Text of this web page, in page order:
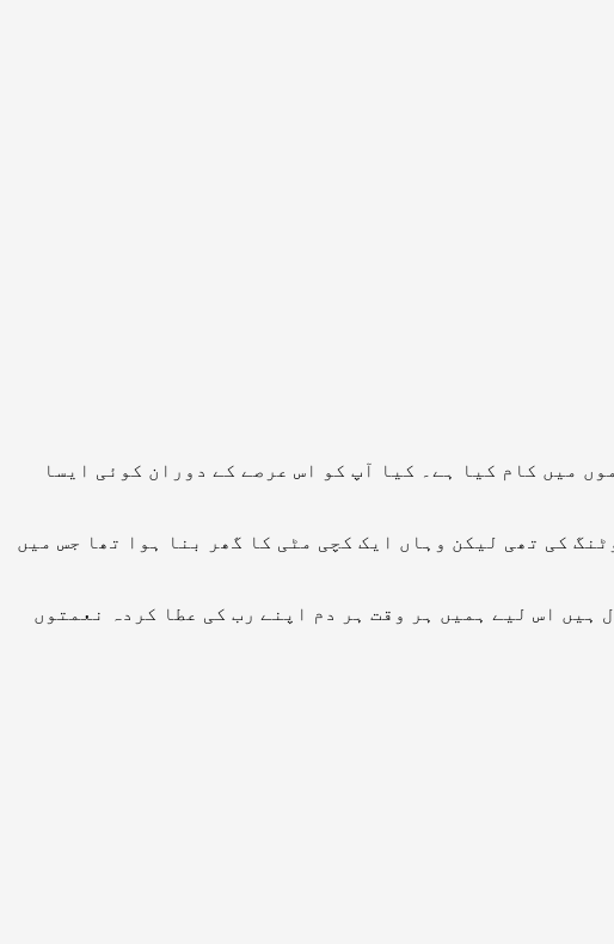
میں کام کیا ہے۔ کیا آپ کو اس عرصے کے دوران کوئی ایسا
کی تھی لیکن وہاں ایک کچی مٹی کا گھر بنا ہوا تھا جس میں
ہیں اس لیے ہمیں ہر وقت ہر دم اپنے رب کی عطا کردہ نعمتوں